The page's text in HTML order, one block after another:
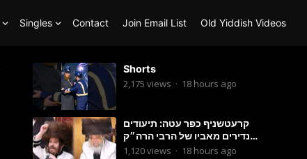
Singles Contact Join Email List Old Yiddish Videos
Shorts
2,175 views · 18 hours ago
קרעטשניף כפר עטה: תיעודים
נדירים מאביו של הרבי הרה״ק
מקרעטשניף סיגעט זי״ע לרגל יומא
1,120views · 18 hours ago